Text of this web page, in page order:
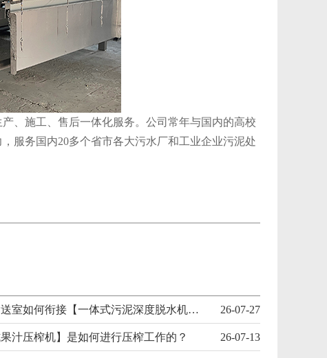
、施工、售后一体化服务。公司常年与国内的高校
服务国内20多个省市各大污水厂和工业企业污泥处
螺旋输送室如何衔接【一体式污泥深度脱水机】前后工艺？ 26-07-27
果汁压榨机】是如何进行压榨工作的？ 26-07-13